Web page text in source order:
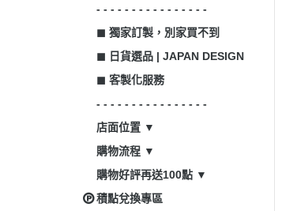
- - - - - - - - - - - - - - - -
◼ 獨家訂製，別家買不到
◼ 日貨選品 | JAPAN DESIGN
◼ 客製化服務
- - - - - - - - - - - - - - - -
店面位置 ▼
購物流程 ▼
購物好評再送100點 ▼
積點兌換專區